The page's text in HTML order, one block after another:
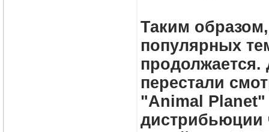
Таким
популярных
продолжается.
перестали
"Animal Planet"
дистрибьюции